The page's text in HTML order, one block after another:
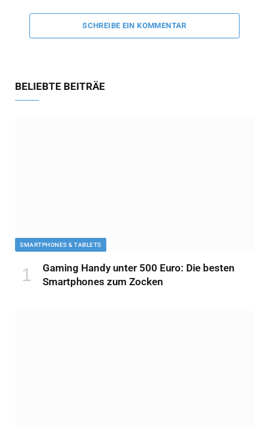
SCHREIBE EIN KOMMENTAR
BELIEBTE BEITRÄE
SMARTPHONES & TABLETS
Gaming Handy unter 500 Euro: Die besten
Smartphones zum Zocken